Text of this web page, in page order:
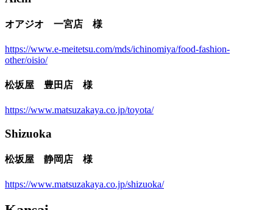
オアジオ 一宮店 様
https://www.e-meitetsu.com/mds/ichinomiya/food-fashion-
other/oisio/
松坂屋 豊田店 様
https://www.matsuzakaya.co.jp/toyota/
Shizuoka
松坂屋 静岡店 様
https://www.matsuzakaya.co.jp/shizuoka/